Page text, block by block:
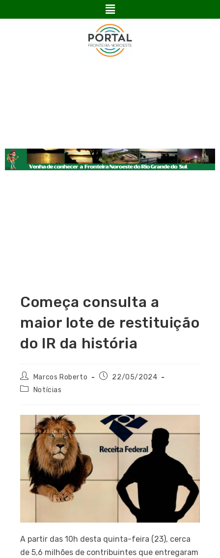
Começa consulta a
maior lote de restituição
do IR da história
Marcos Roberto
22/05/2024
Notícias
A partir das 10h desta quinta-feira (23), cerca
de 5,6 milhões de contribuintes que entregaram